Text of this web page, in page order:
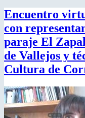
Encuentro
con
paraje El
de Vallejos y
Cultura de